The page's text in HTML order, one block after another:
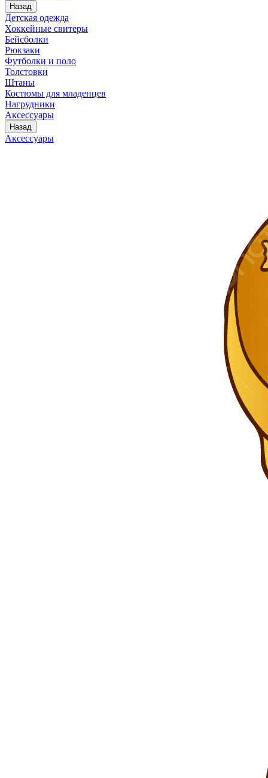
Назад
Детская одежда
Хоккейные свитеры
Бейсболки
Рюкзаки
Футболки и поло
Толстовки
Штаны
Костюмы для младенцев
Нагрудники
Аксессуары
Назад
Аксессуары